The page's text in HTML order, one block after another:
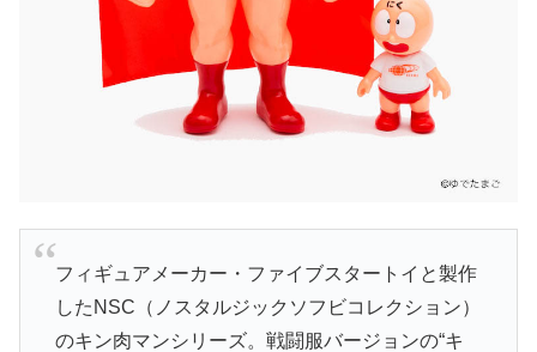
フィギュアメーカー・ファイブスタートイと製作
したNSC（ノスタルジックソフビコレクション）
のキン肉マンシリーズ。戦闘服バージョンの“キ